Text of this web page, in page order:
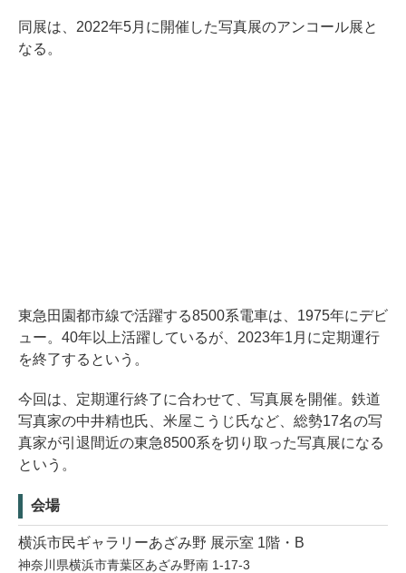
同展は、2022年5月に開催した写真展のアンコール展と
なる。
東急田園都市線で活躍する8500系電車は、1975年にデビ
ュー。40年以上活躍しているが、2023年1月に定期運行
を終了するという。
今回は、定期運行終了に合わせて、写真展を開催。鉄道
写真家の中井精也氏、米屋こうじ氏など、総勢17名の写
真家が引退間近の東急8500系を切り取った写真展になる
という。
会場
横浜市民ギャラリーあざみ野 展示室 1階・B
神奈川県横浜市青葉区あざみ野南 1-17-3